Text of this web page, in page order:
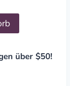
über $50!